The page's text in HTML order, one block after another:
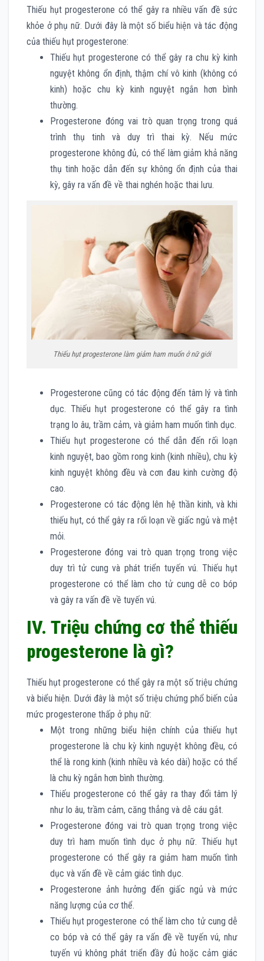
Thiếu hụt progesterone có thể gây ra nhiều vấn đề sức
khỏe ở phụ nữ. Dưới đây là một số biểu hiện và tác động
của thiếu hụt progesterone:
Thiếu hụt progesterone có thể gây ra chu kỳ kinh
nguyệt không ổn định, thậm chí vô kinh (không có
kinh) hoặc chu kỳ kinh nguyệt ngắn hơn bình
thường.
Progesterone đóng vai trò quan trọng trong quá
trình thụ tinh và duy trì thai kỳ. Nếu mức
progesterone không đủ, có thể làm giảm khả năng
thụ tinh hoặc dẫn đến sự không ổn định của thai
kỳ, gây ra vấn đề về thai nghén hoặc thai lưu.
Thiếu hụt progesterone làm giảm ham muốn ở nữ giới
Progesterone cũng có tác động đến tâm lý và tình
dục. Thiếu hụt progesterone có thể gây ra tình
trạng lo âu, trầm cảm, và giảm ham muốn tình dục.
Thiếu hụt progesterone có thể dẫn đến rối loạn
kinh nguyệt, bao gồm rong kinh (kinh nhiều), chu kỳ
kinh nguyệt không đều và cơn đau kinh cường độ
cao.
Progesterone có tác động lên hệ thần kinh, và khi
thiếu hụt, có thể gây ra rối loạn về giấc ngủ và mệt
mỏi.
Progesterone đóng vai trò quan trọng trong việc
duy trì tử cung và phát triển tuyến vú. Thiếu hụt
progesterone có thể làm cho tử cung dễ co bóp
và gây ra vấn đề về tuyến vú.
IV. Triệu chứng cơ thể thiếu
progesterone là gì?
Thiếu hụt progesterone có thể gây ra một số triệu chứng
và biểu hiện. Dưới đây là một số triệu chứng phổ biến của
mức progesterone thấp ở phụ nữ:
Một trong những biểu hiện chính của thiếu hụt
progesterone là chu kỳ kinh nguyệt không đều, có
thể là rong kinh (kinh nhiều và kéo dài) hoặc có thể
là chu kỳ ngắn hơn bình thường.
Thiếu progesterone có thể gây ra thay đổi tâm lý
như lo âu, trầm cảm, căng thẳng và dễ cáu gắt.
Progesterone đóng vai trò quan trọng trong việc
duy trì ham muốn tình dục ở phụ nữ. Thiếu hụt
progesterone có thể gây ra giảm ham muốn tình
dục và vấn đề về cảm giác tình dục.
Progesterone ảnh hưởng đến giấc ngủ và mức
năng lượng của cơ thể.
Thiếu hụt progesterone có thể làm cho tử cung dễ
co bóp và có thể gây ra vấn đề về tuyến vú, như
tuyến vú không phát triển đầy đủ hoặc cảm giác